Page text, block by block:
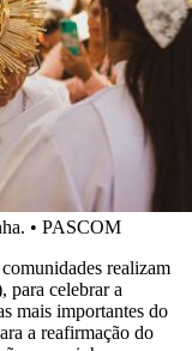
• PASCOM
realizam
para celebrar a
mais importantes do
a reafirmação do